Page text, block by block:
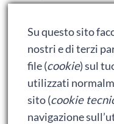
Ralph spacca Internet:
Bumblebee: un buon
Meta
Su questo sito
nostri e di terzi
file (cookie) sul
utilizzati
sito (cookie
navigazione